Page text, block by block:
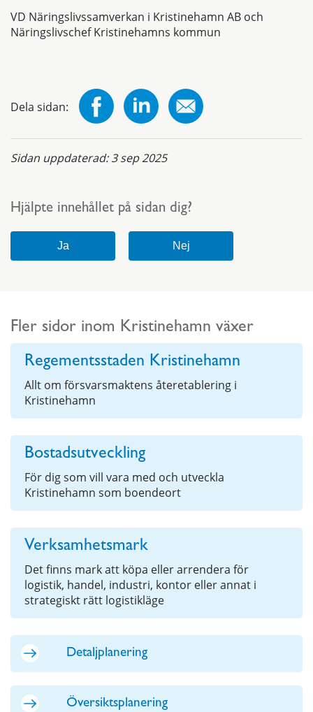
VD Näringslivssamverkan i Kristinehamn AB och
Näringslivschef Kristinehamns kommun
Dela sidan:
Sidan uppdaterad:3 sep 2025
Hjälpte innehållet på sidan dig?
Fler sidor inom Kristinehamn växer
Regementsstaden Kristinehamn
Allt om försvarsmaktens återetablering i
Kristinehamn
Bostadsutveckling
För dig som vill vara med och utveckla
Kristinehamn som boendeort
Verksamhetsmark
Det finns mark att köpa eller arrendera för
logistik, handel, industri, kontor eller annat i
strategiskt rätt logistikläge
Detaljplanering
Översiktsplanering